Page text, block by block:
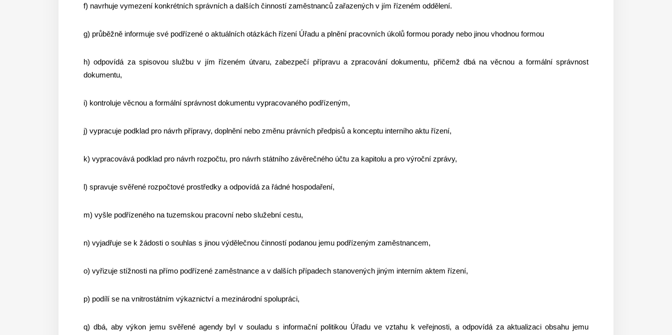
f) navrhuje vymezení konkrétních správních a dalších činností zaměstnanců zařazených v jím řízeném oddělení.
g) průběžně informuje své podřízené o aktuálních otázkách řízení Úřadu a plnění pracovních úkolů formou porady nebo jinou vhodnou formou
h) odpovídá za spisovou službu v jím řízeném útvaru, zabezpečí přípravu a zpracování dokumentu, přičemž dbá na věcnou a formální správnost
dokumentu,
i) kontroluje věcnou a formální správnost dokumentu vypracovaného podřízeným,
j) vypracuje podklad pro návrh přípravy, doplnění nebo změnu právních předpisů a konceptu interního aktu řízení,
k) vypracovává podklad pro návrh rozpočtu, pro návrh státního závěrečného účtu za kapitolu a pro výroční zprávy,
l) spravuje svěřené rozpočtové prostředky a odpovídá za řádné hospodaření,
m) vyšle podřízeného na tuzemskou pracovní nebo služební cestu,
n) vyjadřuje se k žádosti o souhlas s jinou výdělečnou činností podanou jemu podřízeným zaměstnancem,
o) vyřizuje stížnosti na přímo podřízené zaměstnance a v dalších případech stanovených jiným interním aktem řízení,
p) podílí se na vnitrostátním výkaznictví a mezinárodní spolupráci,
q) dbá, aby výkon jemu svěřené agendy byl v souladu s informační politikou Úřadu ve vztahu k veřejnosti, a odpovídá za aktualizaci obsahu jemu